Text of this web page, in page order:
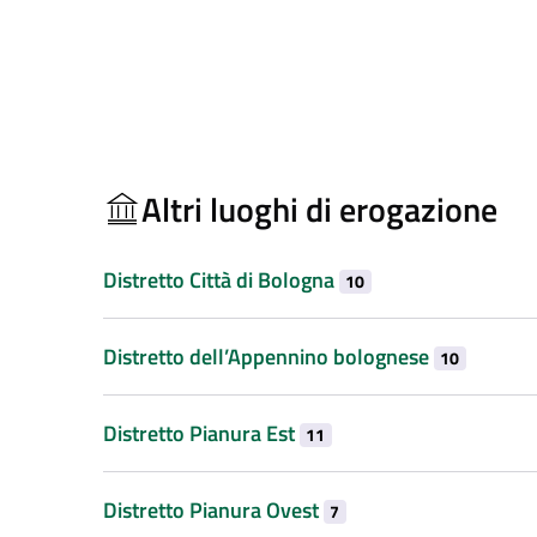
Altri luoghi di erogazione
Distretto Città di Bologna 10
Distretto dell’Appennino bolognese 10
Distretto Pianura Est 11
Distretto Pianura Ovest 7